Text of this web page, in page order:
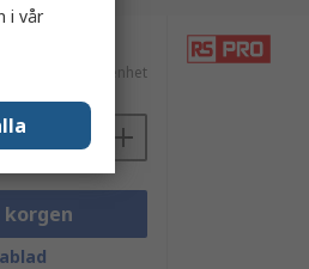
222,08 kr/enhet
korgen
i vår